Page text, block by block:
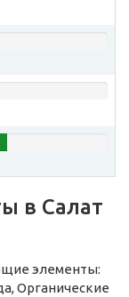
в Салат
элементы:
Органические